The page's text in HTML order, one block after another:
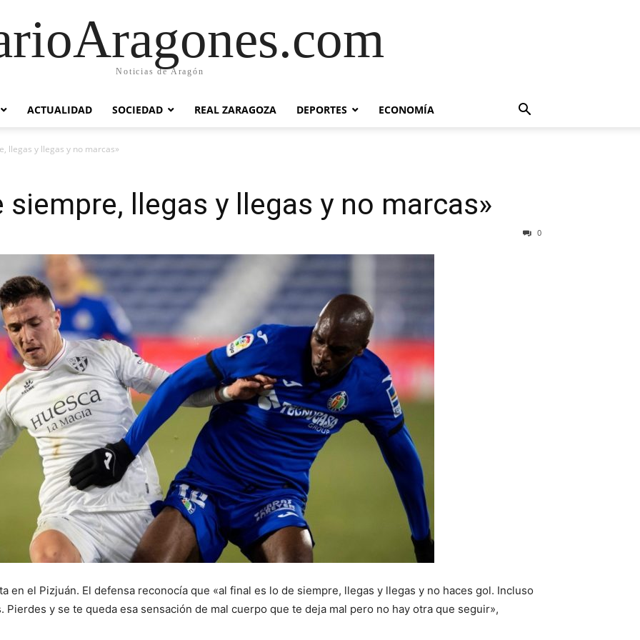
Noticias de Aragón
ACTUALIDAD SOCIEDAD REAL ZARAGOZA DEPORTES ECONOMÍA
llegas y llegas y no marcas»
llegas y llegas y no marcas»
0
en el Pizjuán. El defensa reconocía que «al final es lo de siempre, llegas y llegas y no haces gol. Incluso
y se te queda esa sensación de mal cuerpo que te deja mal pero no hay otra que seguir»,